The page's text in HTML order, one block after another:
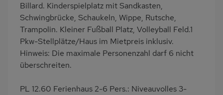
Billard. Kinderspielplatz mit Sandkasten,
Schwingbrücke, Schaukeln, Wippe, Rutsche,
Trampolin. Kleiner Fußball Platz, Volleyball Feld.1
Pkw-Stellplätze/Haus im Mietpreis inklusiv.
Hinweis: Die maximale Personenzahl darf 6 nicht
überschreiten.
PL 12.60 Ferienhaus 2-6 Pers.: Niveauvolles 3-